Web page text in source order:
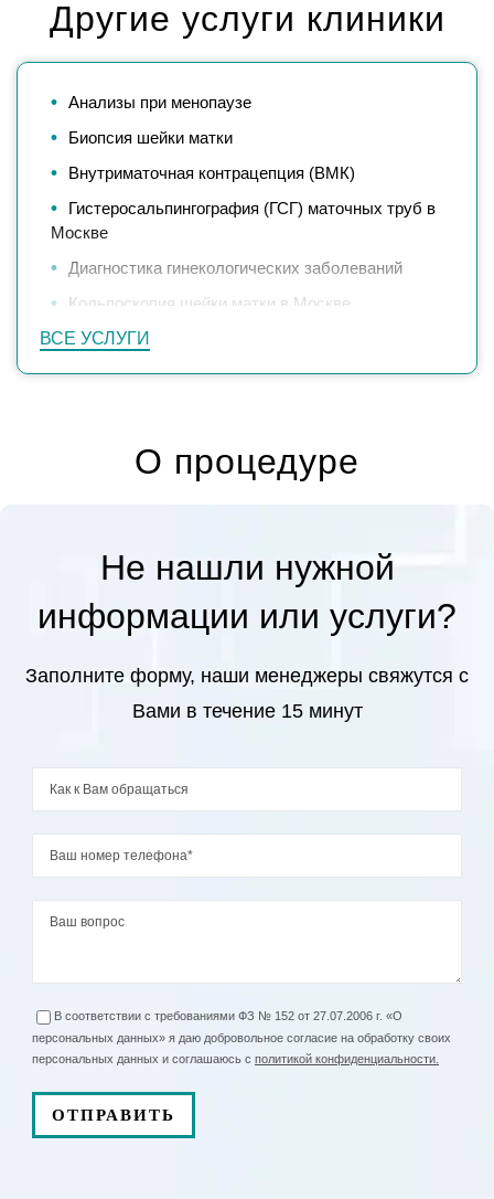
Другие услуги клиники
ВСЕ УСЛУГИ
Анализы при менопаузе
Биопсия шейки матки
Внутриматочная контрацепция (ВМК)
Гистеросальпингография (ГСГ) маточных труб в
Москве
Диагностика гинекологических заболеваний
Кольпоскопия шейки матки в Москве
Конизация шейки матки
Лечение ЗППП у гинеколога в Москве
Лечение нарушений менструального цикла в
Лечение эрозии шейки матки
Плазмолифтинг в гинекологии
Подбор контрацептивов у гинеколога
Прием гинеколога в Москве
О процедуре
Не нашли нужной
информации или услуги?
Заполните форму, наши менеджеры свяжутся с
Вами в течение 15 минут
В соответствии с требованиями ФЗ № 152 от 27.07.2006 г. «О
персональных данных» я даю добровольное согласие на обработку своих
персональных данных и соглашаюсь с политикой конфиденциальности.